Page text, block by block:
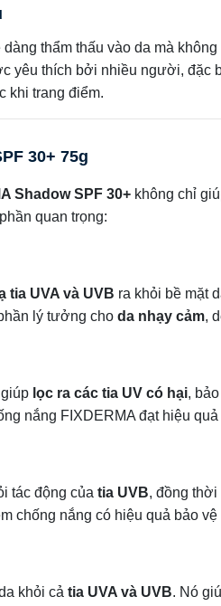
dàng thẩm thấu vào da mà
yêu thích bởi nhiều người, đặc
khi trang điểm.
30+ 75g
Shadow SPF 30+ không chỉ
quan trọng:
tia UVA và UVB ra khỏi bề mặt
lý tưởng cho da nhạy cảm,
lọc ra các tia UV có hại,
nắng FIXDERMA đạt hiệu
tác động của tia UVB, đồng thời
chống nắng có hiệu quả bảo
khỏi cả tia UVA và UVB. Nó